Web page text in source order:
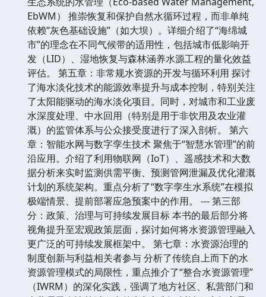
EbWM） 推崇恢复和保护自然水循环过程，而非单纯
依赖“灰色基础设施”（如大坝）。详细介绍了“海绵城
市”的理念在不同气候带的适用性，包括城市低影响开
发（LID）、湿地恢复与森林涵养水源工程的量化效益
评估。 第五章：非常规水资源的开发与循环利用 探讨
了海水淡化技术的能源效率提升与成本控制，特别关注
了太阳能驱动的海水淡化项目。同时，对城市和工业废
水深度处理、中水回用（特别是用于非饮用及农业灌
溉）的监管体系与公众接受度进行了深入剖析。 第六
章：智能水网与数字孪生技术 聚焦于“智慧水管理”的前
沿应用。介绍了利用物联网（IoT）、遥感技术和大数
据分析来实时监测供需平衡、预测管网泄漏及优化灌溉
计划的系统架构。重点分析了“数字孪生水系统”在模拟
极端情景、提前部署应急预案中的作用。 --- 第三部
分：政策、治理与可持续发展目标 本书的最后部分将
视角提升至宏观政策层面，探讨如何将水资源管理融入
更广泛的可持续发展框架中。 第七章：水资源治理的
制度创新与利益相关者参与 分析了传统自上而下的水
资源管理模式的局限性，重点推介了“整合水资源管理”
（IWRM）的深化实践，强调了地方社区、私营部门和